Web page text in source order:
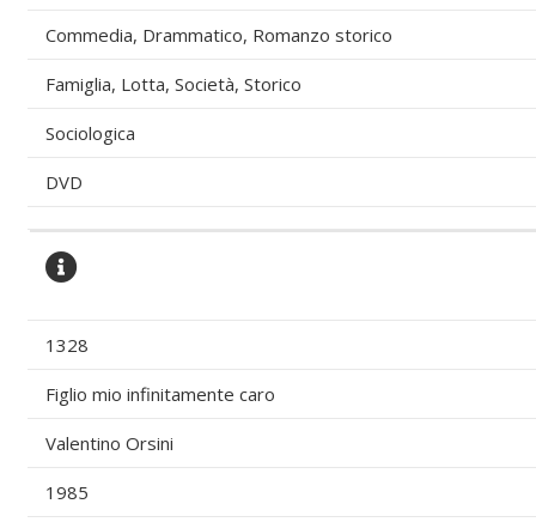
Commedia, Drammatico, Romanzo storico
Famiglia, Lotta, Società, Storico
Sociologica
DVD
1328
Figlio mio infinitamente caro
Valentino Orsini
1985